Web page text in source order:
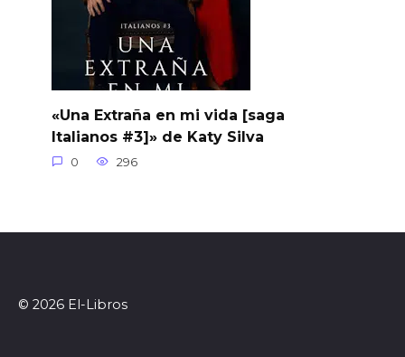
«Una Extraña en mi vida [saga
Italianos #3]» de Katy Silva
0 296
© 2026 El-Libros